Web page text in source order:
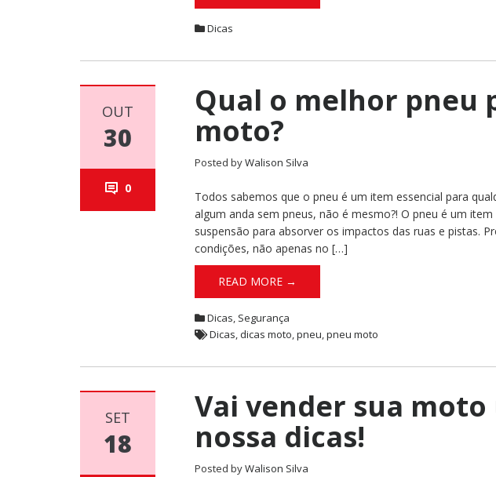
Dicas
OUT
30
0
Qual o melhor pneu
moto?
Posted byWalison Silva
Todos sabemos que o pneu é um item essencial para
algum anda sem pneus, não é mesmo?! O pneu é um
suspensão para absorver os impactos das ruas e pistas.
condições, não apenas no […]
READ MORE →
Dicas, Segurança
Dicas,dicas moto,pneu,pneu moto
SET
18
Vai vender sua moto
nossa dicas!
Posted byWalison Silva